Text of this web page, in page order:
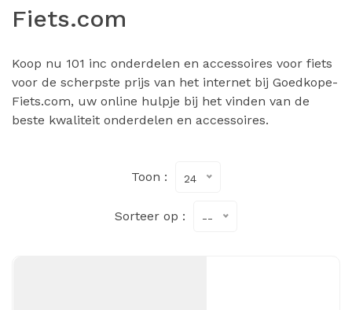
Fiets.com
Koop nu 101 inc onderdelen en accessoires voor fiets
voor de scherpste prijs van het internet bij Goedkope-
Fiets.com, uw online hulpje bij het vinden van de
beste kwaliteit onderdelen en accessoires.
Toon : 24
Sorteer op : --